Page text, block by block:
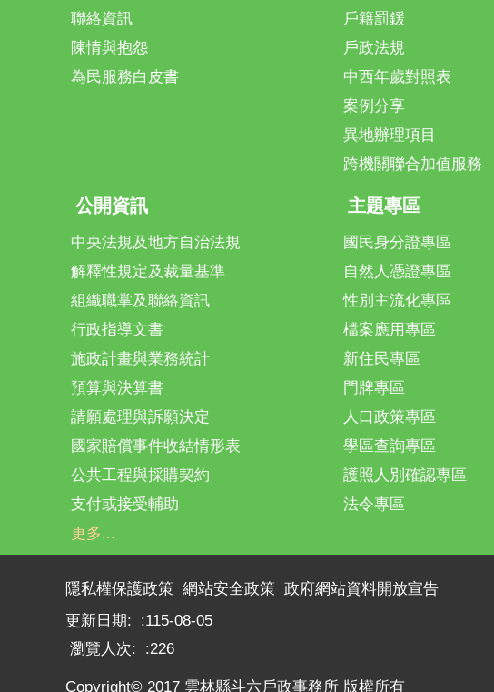
聯絡資訊
陳情與抱怨
為民服務白皮書
戶籍罰鍰
戶政法規
中西年歲對照表
案例分享
異地辦理項目
跨機關聯合加值服務
公開資訊
中央法規及地方自治法規
解釋性規定及裁量基準
組織職掌及聯絡資訊
行政指導文書
施政計畫與業務統計
預算與決算書
請願處理與訴願決定
國家賠償事件收結情形表
公共工程與採購契約
支付或接受輔助
更多...
主題專區
國民身分證專區
自然人憑證專區
性別主流化專區
檔案應用專區
新住民專區
門牌專區
人口政策專區
學區查詢專區
護照人別確認專區
法令專區
隱私權保護政策 網站安全政策 政府網站資料開放宣告
更新日期:
115-08-05
瀏覽人次:
226
Copyright© 2017 雲林縣斗六戶政事務所 版權所有